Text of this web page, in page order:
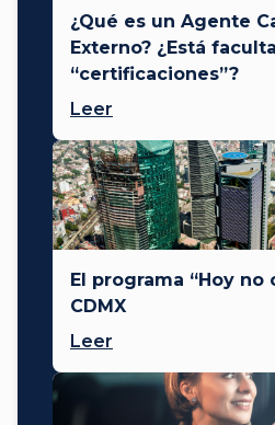
¿Qué es un Agente
Externo? ¿Está
“certificaciones”?
Leer
El programa “Hoy no
CDMX
Leer